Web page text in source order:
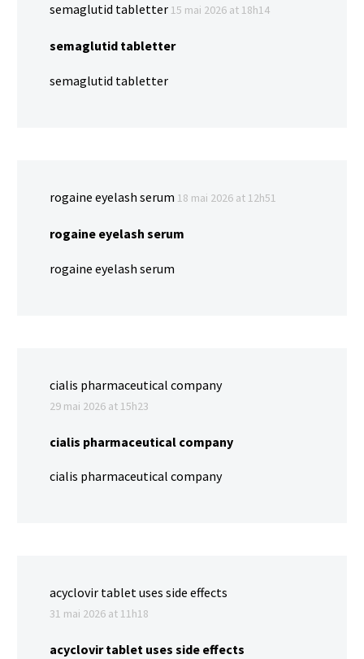
semaglutid tabletter 15 mai 2026 at 18h14
semaglutid tabletter
semaglutid tabletter
rogaine eyelash serum 18 mai 2026 at 12h51
rogaine eyelash serum
rogaine eyelash serum
cialis pharmaceutical company
29 mai 2026 at 15h23
cialis pharmaceutical company
cialis pharmaceutical company
acyclovir tablet uses side effects
31 mai 2026 at 11h18
acyclovir tablet uses side effects